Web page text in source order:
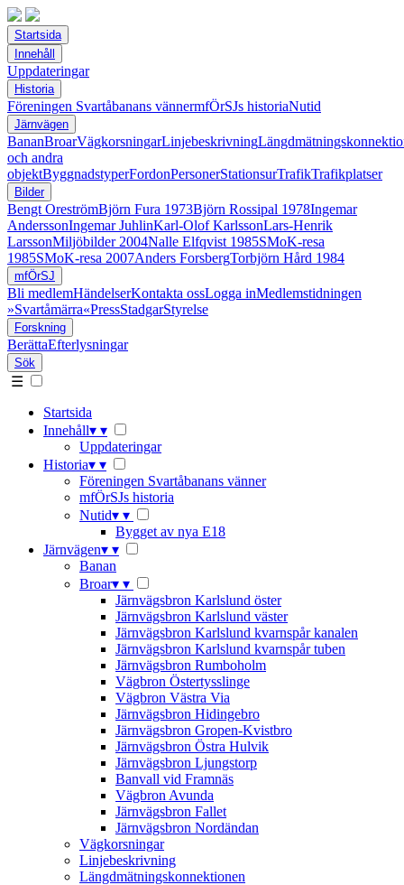
Startsida
Innehåll
Uppdateringar
Historia
Föreningen Svartåbanans vännermfÖrSJs historiaNutid
Järnvägen
BananBroarVägkorsningarLinjebeskrivning
och andra
objektByggnadstyperFordonPersonerStationsurTrafikTrafikplatser
Bilder
Bengt OreströmBjörn Fura 1973Björn Rossipal 1978Ingemar
AnderssonIngemar JuhlinKarl-Olof KarlssonLars-Henrik
LarssonMiljöbilder 2004Nalle Elfqvist 1985SMoK-resa
1985SMoK-resa 2007Anders ForsbergTorbjörn Hård 1984
mfÖrSJ
Bli medlemHändelserKontakta ossLogga inMedlemstidningen
»Svartåmärra«PressStadgarStyrelse
Forskning
BerättaEfterlysningar
Sök
☰
Startsida
Innehåll▾ ▾
Uppdateringar
Historia▾ ▾
Föreningen Svartåbanans vänner
mfÖrSJs historia
Nutid▾ ▾
Bygget av nya E18
Järnvägen▾ ▾
Banan
Broar▾ ▾
Järnvägsbron Karlslund öster
Järnvägsbron Karlslund väster
Järnvägsbron Karlslund kvarnspår kanalen
Järnvägsbron Karlslund kvarnspår tuben
Järnvägsbron Rumboholm
Vägbron Östertysslinge
Vägbron Västra Via
Järnvägsbron Hidingebro
Järnvägsbron Gropen-Kvistbro
Järnvägsbron Östra Hulvik
Järnvägsbron Ljungstorp
Banvall vid Framnäs
Vägbron Avunda
Järnvägsbron Fallet
Järnvägsbron Nordändan
Vägkorsningar
Linjebeskrivning
Längdmätningskonnektionen